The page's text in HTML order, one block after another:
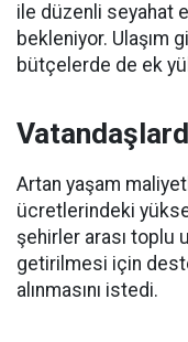
ile düzenli seyahat
bekleniyor. Ulaşım
bütçelerde de ek
Artan yaşam
ücretlerindeki
şehirler arası toplu
getirilmesi için
alınmasını istedi.